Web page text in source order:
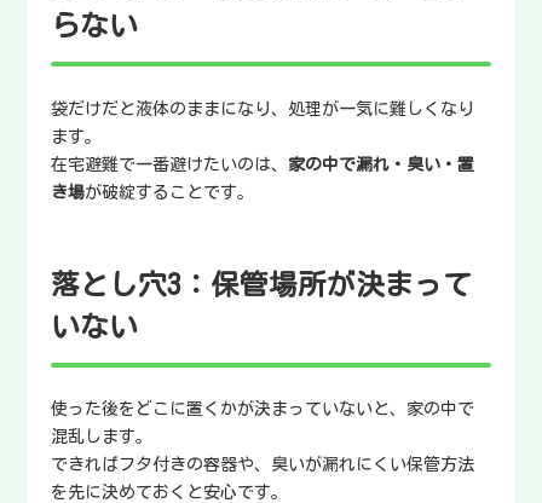
らない
袋だけだと液体のままになり、処理が一気に難しくなり
ます。
在宅避難で一番避けたいのは、 家の中で漏れ・臭い・置
き場が破綻することです。
落とし穴3：保管場所が決まって
いない
使った後をどこに置くかが決まっていないと、家の中で
混乱します。
できればフタ付きの容器や、臭いが漏れにくい保管方法
を先に決めておくと安心です。